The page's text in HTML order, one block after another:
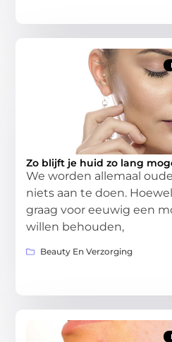
Zo blijft je huid zo lang
We worden allemaal
niets aan te doen.
graag voor eeuwig een
willen behouden,
Beauty En Verzorging